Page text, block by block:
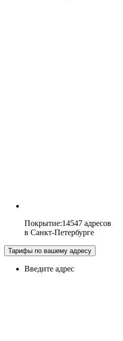
Покрытие:14547 адресов
в Санкт-Петербурге
Тарифы по вашему адресу
Введите адрес